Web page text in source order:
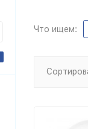
Что ищем: